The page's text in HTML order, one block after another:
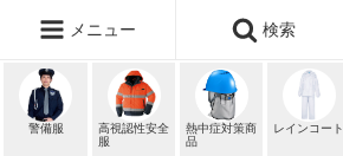
メニュー 検索
警備服
高視認性安全
服
熱中症対策商
品
レインコート